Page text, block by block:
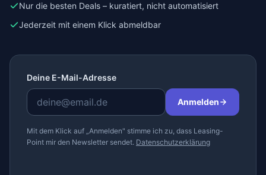
Nur die besten Deals – kuratiert, nicht automatisiert
Jederzeit mit einem Klick abmeldbar
Deine E-Mail-Adresse
Anmelden
Mit dem Klick auf „Anmelden" stimme ich zu, dass Leasing-
Point mir den Newsletter sendet. Datenschutzerklärung